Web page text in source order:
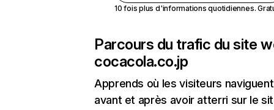
10 fois plus d'informations quotidiennes.
Parcours du trafic du site
cocacola.co.jp
Apprends où les visiteurs naviguent
avant et après avoir atterri sur le